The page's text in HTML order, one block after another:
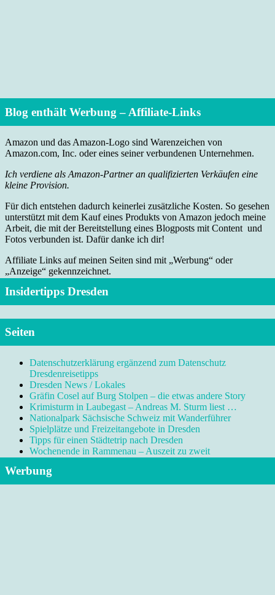
Blog enthält Werbung – Affiliate-Links
Amazon und das Amazon-Logo sind Warenzeichen von
Amazon.com, Inc. oder eines seiner verbundenen Unternehmen.
Ich verdiene als Amazon-Partner an qualifizierten Verkäufen eine
kleine Provision.
Für dich entstehen dadurch keinerlei zusätzliche Kosten. So gesehen
unterstützt mit dem Kauf eines Produkts von Amazon jedoch meine
Arbeit, die mit der Bereitstellung eines Blogposts mit Content und
Fotos verbunden ist. Dafür danke ich dir!
Affiliate Links auf meinen Seiten sind mit „Werbung“ oder
„Anzeige“ gekennzeichnet.
Insidertipps Dresden
Seiten
Datenschutzerklärung ergänzend zum Datenschutz
Dresdenreisetipps
Dresden News / Lokales
Gräfin Cosel auf Burg Stolpen – die etwas andere Story
Krimisturm in Laubegast – Andreas M. Sturm liest …
Nationalpark Sächsische Schweiz mit Wanderführer
Spielplätze und Freizeitangebote in Dresden
Tipps für einen Städtetrip nach Dresden
Wochenende in Rammenau – Auszeit zu zweit
Werbung